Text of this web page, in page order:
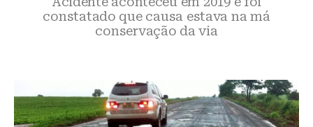
constatado que causa estava na má
conservação da via